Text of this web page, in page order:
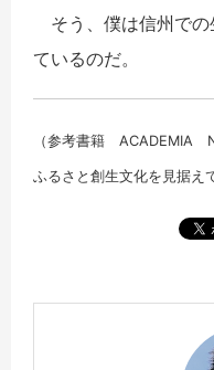
そう、僕は信州での
ているのだ。
（参考書籍 ACADEMIA
ふるさと創生文化を見据え